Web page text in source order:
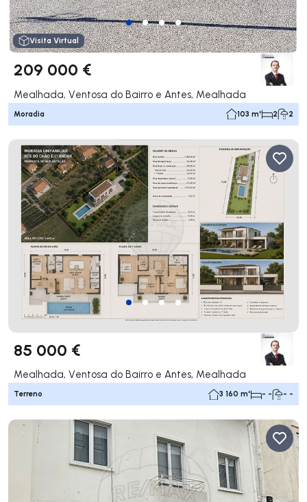
Visita Virtual
209 000 €
Mealhada, Ventosa do Bairro e Antes, Mealhada
Moradia 103 m² 2 2
85 000 €
Mealhada, Ventosa do Bairro e Antes, Mealhada
Terreno 3 160 m² - - - -